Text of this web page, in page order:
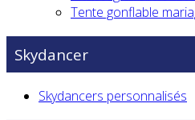
Tente gonflable
Skydancer
Skydancers personnalisés